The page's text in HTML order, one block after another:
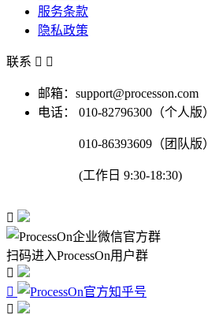
服务条款
隐私政策
联系  
邮箱：support@processon.com
电话：
010-82796300（个人版）
010-86393609（团队版）
(工作日 9:30-18:30)

扫码进入ProcessOn用户群


